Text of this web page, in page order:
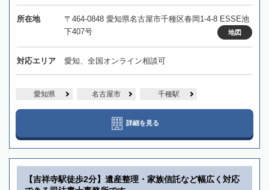
所在地
〒464-0848 愛知県名古屋市千種区春岡1-4-8 ESSE池
下407号
地図
対応エリア 愛知、全国オンライン相談可
愛知県 名古屋市 千種駅
詳細を見る
【吉祥寺駅徒歩2分】遺産整理・家族信託など幅広く対応